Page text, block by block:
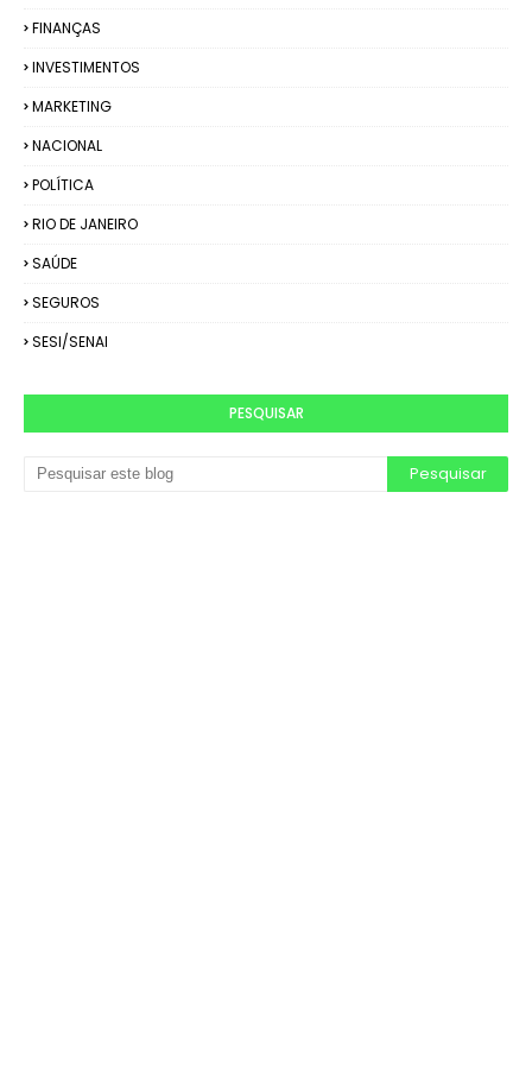
FINANÇAS
INVESTIMENTOS
MARKETING
NACIONAL
POLÍTICA
RIO DE JANEIRO
SAÚDE
SEGUROS
SESI/SENAI
PESQUISAR